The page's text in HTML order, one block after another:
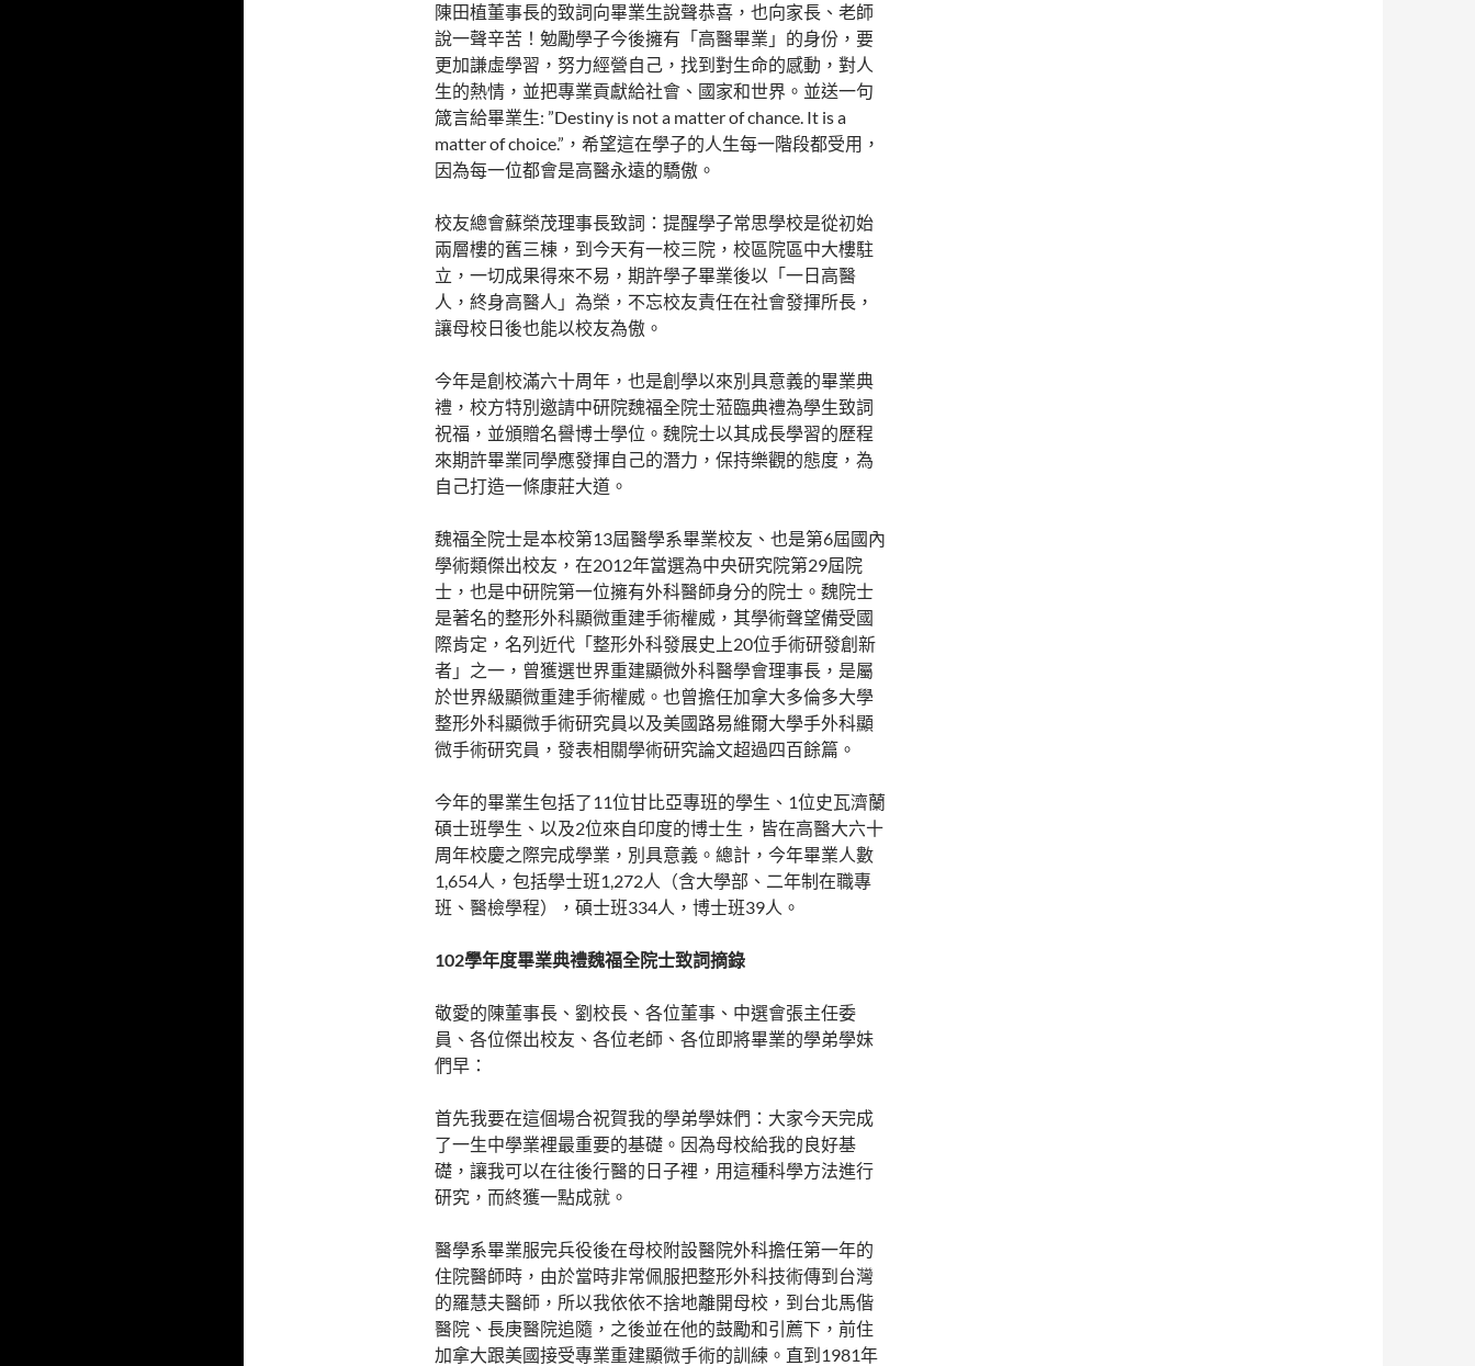
陳田植董事長的致詞向畢業生說聲恭喜，也向家長、老師
說一聲辛苦！勉勵學子今後擁有「高醫畢業」的身份，要
更加謙虛學習，努力經營自己，找到對生命的感動，對人
生的熱情，並把專業貢獻給社會、國家和世界。並送一句
箴言給畢業生: ”Destiny is not a matter of chance. It is a
matter of choice.”，希望這在學子的人生每一階段都受用，
因為每一位都會是高醫永遠的驕傲。
校友總會蘇榮茂理事長致詞：提醒學子常思學校是從初始
兩層樓的舊三棟，到今天有一校三院，校區院區中大樓駐
立，一切成果得來不易，期許學子畢業後以「一日高醫
人，終身高醫人」為榮，不忘校友責任在社會發揮所長，
讓母校日後也能以校友為傲。
今年是創校滿六十周年，也是創學以來別具意義的畢業典
禮，校方特別邀請中研院魏福全院士蒞臨典禮為學生致詞
祝福，並頒贈名譽博士學位。魏院士以其成長學習的歷程
來期許畢業同學應發揮自己的潛力，保持樂觀的態度，為
自己打造一條康莊大道。
魏福全院士是本校第13屆醫學系畢業校友、也是第6屆國內
學術類傑出校友，在2012年當選為中央研究院第29屆院
士，也是中研院第一位擁有外科醫師身分的院士。魏院士
是著名的整形外科顯微重建手術權威，其學術聲望備受國
際肯定，名列近代「整形外科發展史上20位手術研發創新
者」之一，曾獲選世界重建顯微外科醫學會理事長，是屬
於世界級顯微重建手術權威。也曾擔任加拿大多倫多大學
整形外科顯微手術研究員以及美國路易維爾大學手外科顯
微手術研究員，發表相關學術研究論文超過四百餘篇。
今年的畢業生包括了11位甘比亞專班的學生、1位史瓦濟蘭
碩士班學生、以及2位來自印度的博士生，皆在高醫大六十
周年校慶之際完成學業，別具意義。總計，今年畢業人數
1,654人，包括學士班1,272人（含大學部、二年制在職專
班、醫檢學程），碩士班334人，博士班39人。
102學年度畢業典禮魏福全院士致詞摘錄
敬愛的陳董事長、劉校長、各位董事、中選會張主任委
員、各位傑出校友、各位老師、各位即將畢業的學弟學妹
們早：
首先我要在這個場合祝賀我的學弟學妹們：大家今天完成
了一生中學業裡最重要的基礎。因為母校給我的良好基
礎，讓我可以在往後行醫的日子裡，用這種科學方法進行
研究，而終獲一點成就。
醫學系畢業服完兵役後在母校附設醫院外科擔任第一年的
住院醫師時，由於當時非常佩服把整形外科技術傳到台灣
的羅慧夫醫師，所以我依依不捨地離開母校，到台北馬偕
醫院、長庚醫院追隨，之後並在他的鼓勵和引薦下，前住
加拿大跟美國接受專業重建顯微手術的訓練。直到1981年